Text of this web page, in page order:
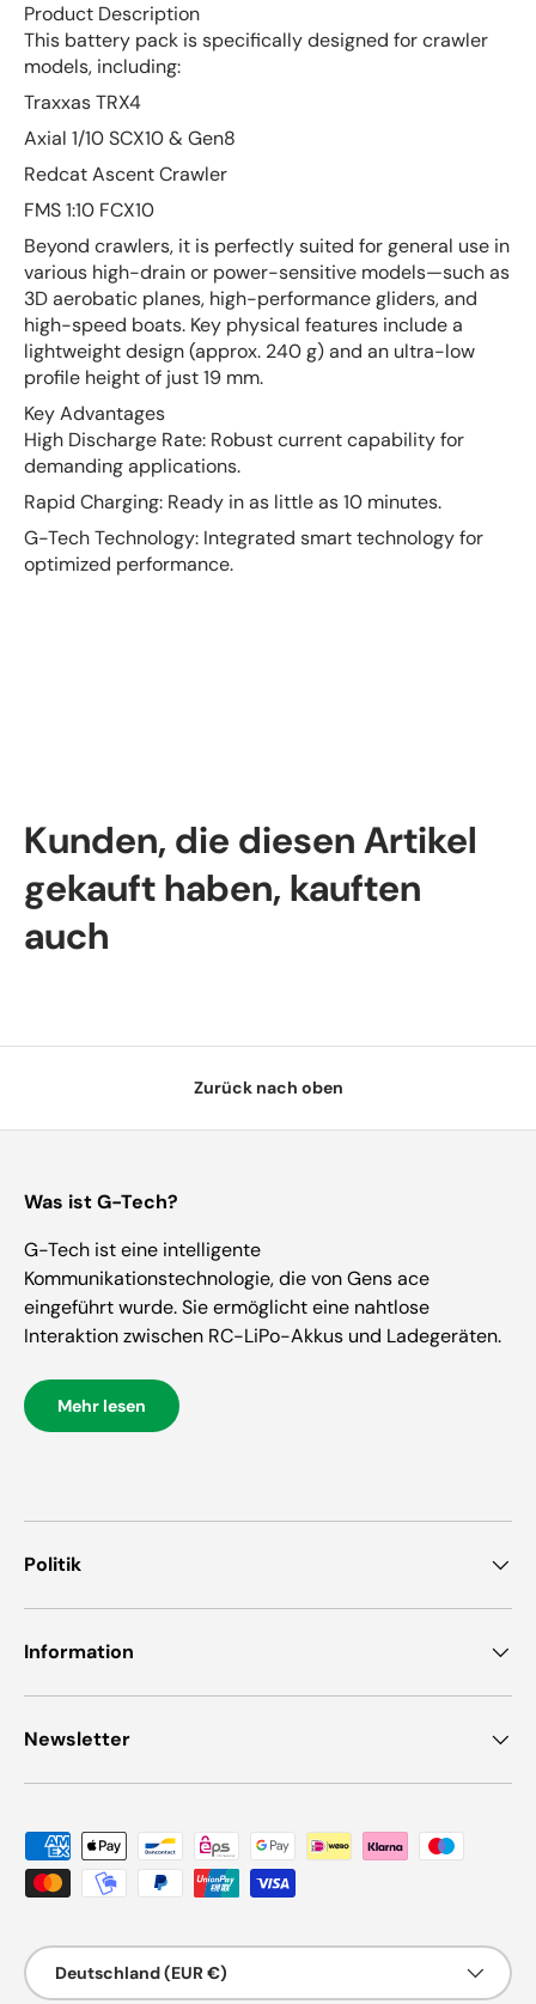
Product Description
This battery pack is specifically designed for crawler
models, including:
Traxxas TRX4
Axial 1/10 SCX10 & Gen8
Redcat Ascent Crawler
FMS 1:10 FCX10
Beyond crawlers, it is perfectly suited for general use in
various high-drain or power-sensitive models—such as
3D aerobatic planes, high-performance gliders, and
high-speed boats. Key physical features include a
lightweight design (approx. 240 g) and an ultra-low
profile height of just 19 mm.
Key Advantages
High Discharge Rate: Robust current capability for
demanding applications.
Rapid Charging: Ready in as little as 10 minutes.
G-Tech Technology: Integrated smart technology for
optimized performance.
Kunden, die diesen Artikel
gekauft haben, kauften
auch
Zurück nach oben
Was ist G-Tech?
G-Tech ist eine intelligente
Kommunikationstechnologie, die von Gens ace
eingeführt wurde. Sie ermöglicht eine nahtlose
Interaktion zwischen RC-LiPo-Akkus und Ladegeräten.
Mehr lesen
Politik
Information
Newsletter
Zahlungsmethoden
Land/Region
Deutschland (EUR €)